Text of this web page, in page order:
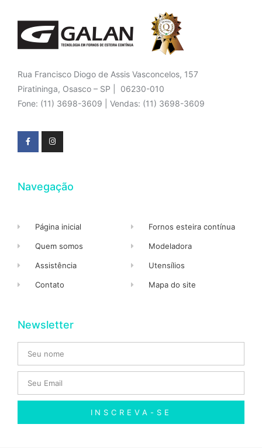
Rua Francisco Diogo de Assis Vasconcelos, 157
Piratininga, Osasco – SP | 06230-010
Fone: (11) 3698-3609 | Vendas: (11) 3698-3609
Navegação
Página inicial
Quem somos
Assistência
Contato
Fornos esteira contínua
Modeladora
Utensílios
Mapa do site
Newsletter
INSCREVA-SE